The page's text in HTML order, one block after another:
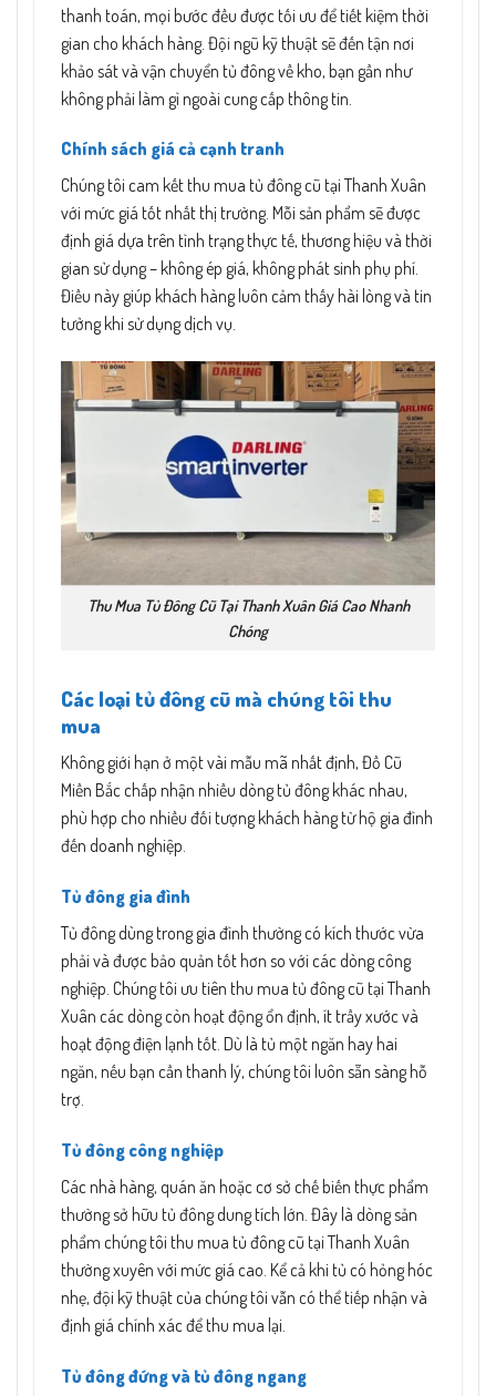
thanh toán, mọi bước đều được tối ưu để tiết kiệm thời
gian cho khách hàng. Đội ngũ kỹ thuật sẽ đến tận nơi
khảo sát và vận chuyển tủ đông về kho, bạn gần như
không phải làm gì ngoài cung cấp thông tin.
Chính sách giá cả cạnh tranh
Chúng tôi cam kết thu mua tủ đông cũ tại Thanh Xuân
với mức giá tốt nhất thị trường. Mỗi sản phẩm sẽ được
định giá dựa trên tình trạng thực tế, thương hiệu và thời
gian sử dụng – không ép giá, không phát sinh phụ phí.
Điều này giúp khách hàng luôn cảm thấy hài lòng và tin
tưởng khi sử dụng dịch vụ.
Thu Mua Tủ Đông Cũ Tại Thanh Xuân Giá Cao Nhanh
Chóng
Các loại tủ đông cũ mà chúng tôi thu
mua
Không giới hạn ở một vài mẫu mã nhất định, Đồ Cũ
Miền Bắc chấp nhận nhiều dòng tủ đông khác nhau,
phù hợp cho nhiều đối tượng khách hàng từ hộ gia đình
đến doanh nghiệp.
Tủ đông gia đình
Tủ đông dùng trong gia đình thường có kích thước vừa
phải và được bảo quản tốt hơn so với các dòng công
nghiệp. Chúng tôi ưu tiên thu mua tủ đông cũ tại Thanh
Xuân các dòng còn hoạt động ổn định, ít trầy xước và
hoạt động điện lạnh tốt. Dù là tủ một ngăn hay hai
ngăn, nếu bạn cần thanh lý, chúng tôi luôn sẵn sàng hỗ
trợ.
Tủ đông công nghiệp
Các nhà hàng, quán ăn hoặc cơ sở chế biến thực phẩm
thường sở hữu tủ đông dung tích lớn. Đây là dòng sản
phẩm chúng tôi thu mua tủ đông cũ tại Thanh Xuân
thường xuyên với mức giá cao. Kể cả khi tủ có hỏng hóc
nhẹ, đội kỹ thuật của chúng tôi vẫn có thể tiếp nhận và
định giá chính xác để thu mua lại.
Tủ đông đứng và tủ đông ngang